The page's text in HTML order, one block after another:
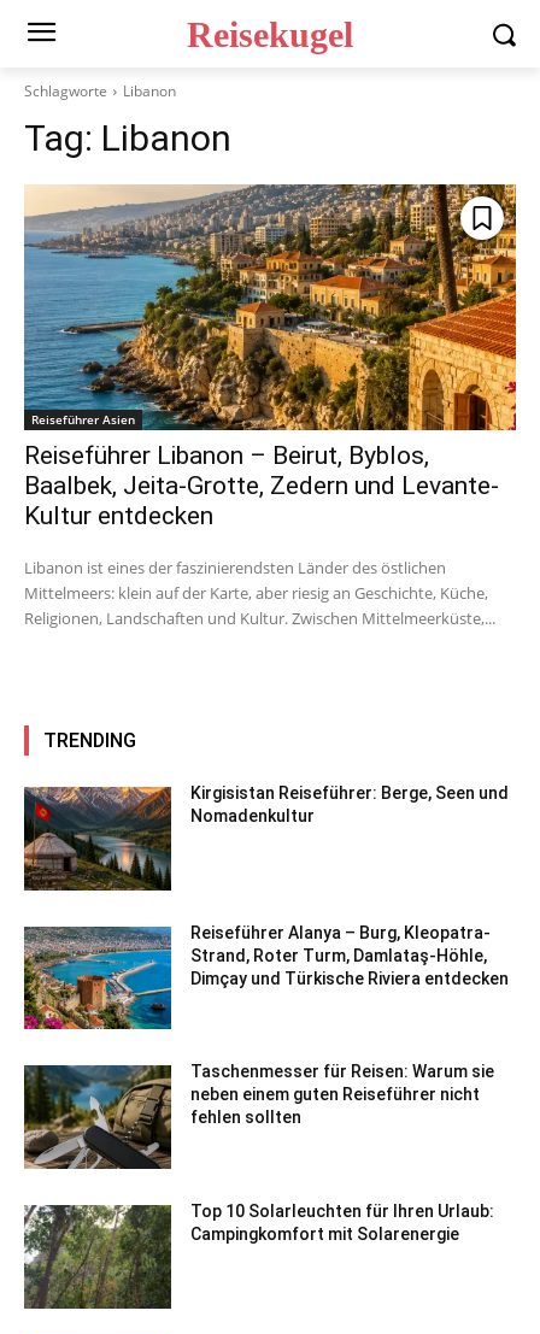
Reisekugel
Schlagworte Libanon
Tag: Libanon
Reiseführer Asien
Reiseführer Libanon – Beirut, Byblos,
Baalbek, Jeita-Grotte, Zedern und Levante-
Kultur entdecken
Libanon ist eines der faszinierendsten Länder des östlichen
Mittelmeers: klein auf der Karte, aber riesig an Geschichte, Küche,
Religionen, Landschaften und Kultur. Zwischen Mittelmeerküste,...
TRENDING
Kirgisistan Reiseführer: Berge, Seen und
Nomadenkultur
Reiseführer Alanya – Burg, Kleopatra-
Strand, Roter Turm, Damlataş-Höhle,
Dimçay und Türkische Riviera entdecken
Taschenmesser für Reisen: Warum sie
neben einem guten Reiseführer nicht
fehlen sollten
Top 10 Solarleuchten für Ihren Urlaub:
Campingkomfort mit Solarenergie